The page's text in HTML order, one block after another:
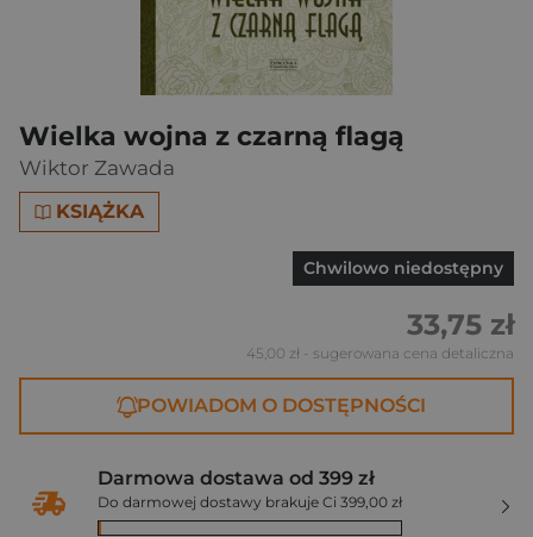
Wielka wojna z czarną flagą
Wiktor Zawada
KSIĄŻKA
Chwilowo niedostępny
33,75 zł
45,00 zł - sugerowana cena detaliczna
POWIADOM O DOSTĘPNOŚCI
Darmowa dostawa od 399 zł
Do darmowej dostawy brakuje Ci 399,00 zł